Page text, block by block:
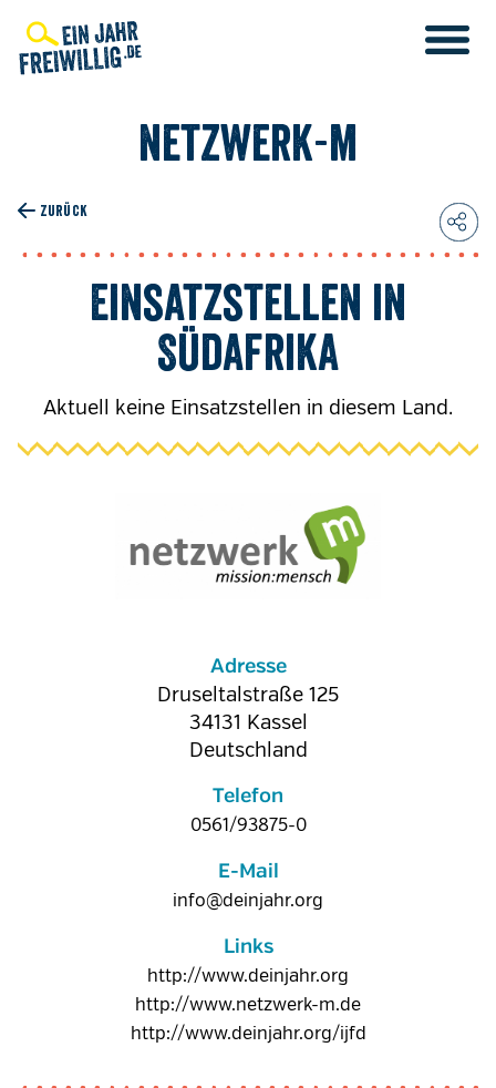
zum
Inhalt
netzwerk-m
ZURÜCK
Einsatzstellen in
Südafrika
Aktuell keine Einsatzstellen in diesem Land.
Adresse
Druseltalstraße 125
34131 Kassel
Deutschland
Telefon
0561/93875-0
E-Mail
info@deinjahr.org
Links
http://www.deinjahr.org
http://www.netzwerk-m.de
http://www.deinjahr.org/ijfd